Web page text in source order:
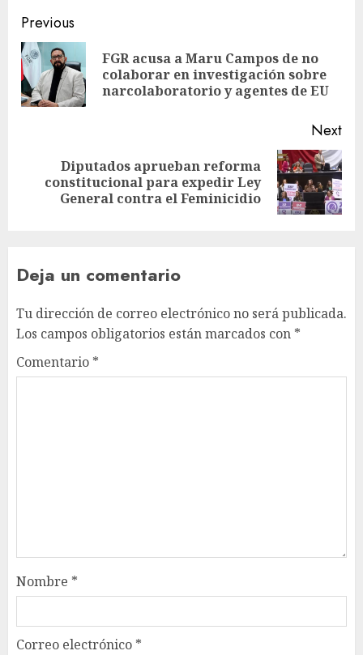
Previous
FGR acusa a Maru Campos de no
colaborar en investigación sobre
narcolaboratorio y agentes de EU
Next
Diputados aprueban reforma
constitucional para expedir Ley
General contra el Feminicidio
Deja un comentario
Tu dirección de correo electrónico no será publicada.
Los campos obligatorios están marcados con *
Comentario *
Nombre *
Correo electrónico *